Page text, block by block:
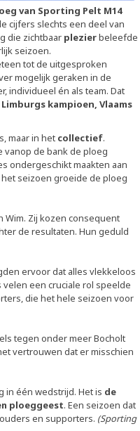
van Sporting Pelt M14
cijfers slechts een deel van
die zichtbaar plezierbeleefde
seizoen.
tot de uitgesproken
mogelijk geraken in de
individueel én als team. Dat
Limburgs kampioen, Vlaams
maar in het collectief.
de bank de ploeg
ondergeschikt maakten aan
seizoen groeide de ploeg
Wim. Zij kozen consequent
de resultaten. Hun geduld
ervoor dat alles vlekkeloos
een cruciale rol speelde
die het hele seizoen voor
tegen onder meer Bocholt
vertrouwen dat er misschien
in één wedstrijd. Het is de
ploeggeest. Een seizoen dat
en supporters. (Sporting